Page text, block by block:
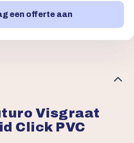
een offerte aan
Visgraat
Click PVC